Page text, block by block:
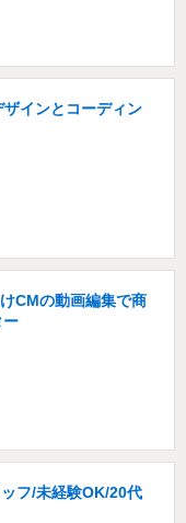
インとコーディン
CMの動画編集で商
ー
フ/未経験OK/20代